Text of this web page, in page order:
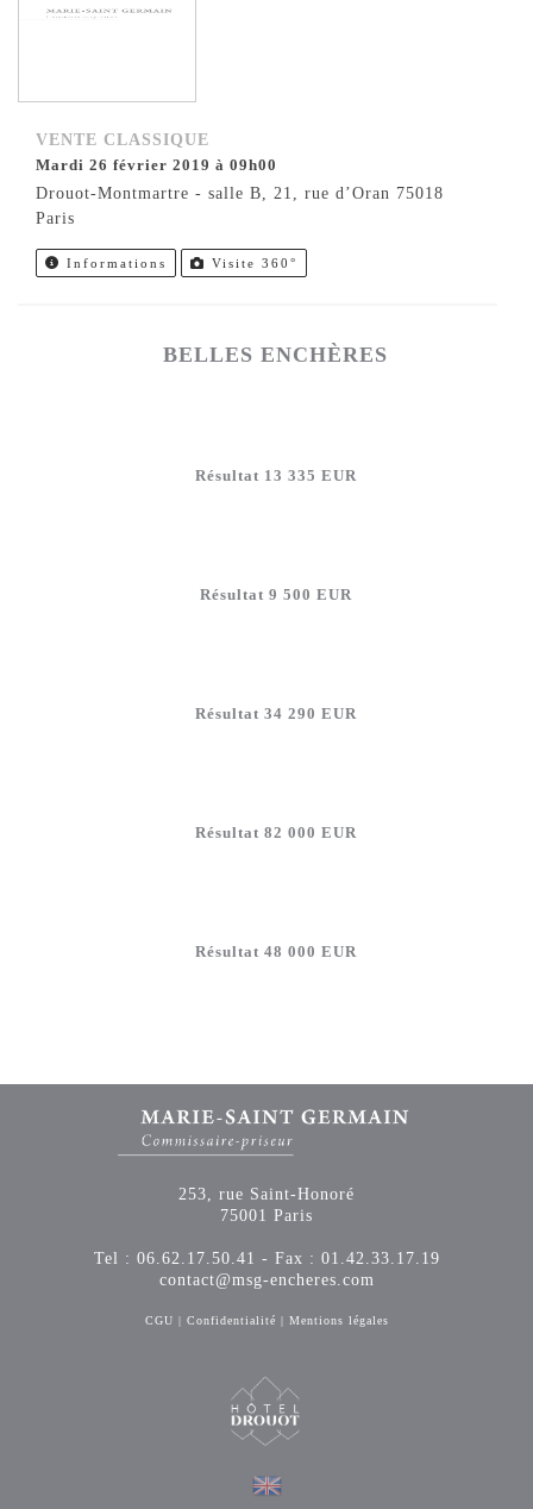
VENTE CLASSIQUE
mardi 26 février 2019 à 09h00
Drouot-Montmartre - salle B, 21, rue d’Oran 75018
Paris
Informations Visite 360°
BELLES ENCHÈRES
Résultat 13 335 EUR
Résultat 9 500 EUR
Résultat 34 290 EUR
Résultat 82 000 EUR
Résultat 48 000 EUR
253, rue Saint-Honoré
75001 Paris
Tel : 06.62.17.50.41 - Fax : 01.42.33.17.19
contact@msg-encheres.com
CGU | Confidentialité | Mentions légales